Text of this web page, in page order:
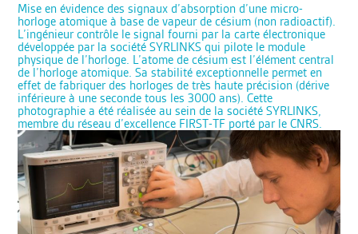
Mise en évidence des signaux d’absorption d’une micro-
horloge atomique à base de vapeur de césium (non radioactif).
L’ingénieur contrôle le signal fourni par la carte électronique
développée par la société SYRLINKS qui pilote le module
physique de l’horloge. L’atome de césium est l’élément central
de l’horloge atomique. Sa stabilité exceptionnelle permet en
effet de fabriquer des horloges de très haute précision (dérive
inférieure à une seconde tous les 3000 ans). Cette
photographie a été réalisée au sein de la société SYRLINKS,
membre du réseau d’excellence FIRST-TF porté par le CNRS.